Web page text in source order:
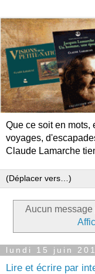
Que ce soit en mots,
voyages,
Claude Lamarche
Aucun
lundi 15 juin
Lire et écrire par